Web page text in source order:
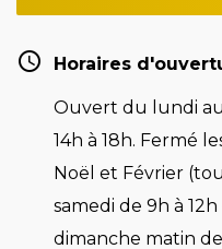
Horaires
Ouvert du lundi au
14h à 18h. Fermé
Noël et Février
samedi de 9h à
dimanche matin